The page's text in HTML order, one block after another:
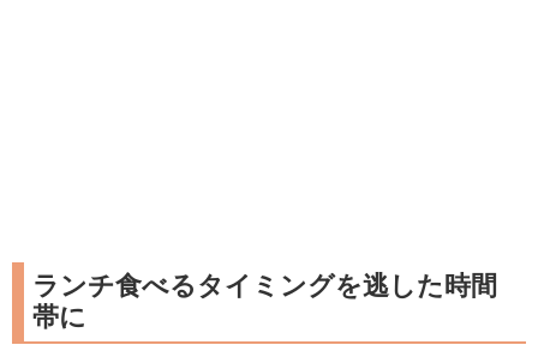
ランチ食べるタイミングを逃した時間
帯に